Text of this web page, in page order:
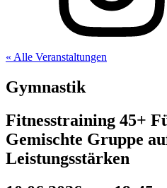
« Alle Veranstaltungen
Gymnastik
Fitnesstraining 45+
Gemischte Gruppe
Leistungsstärken